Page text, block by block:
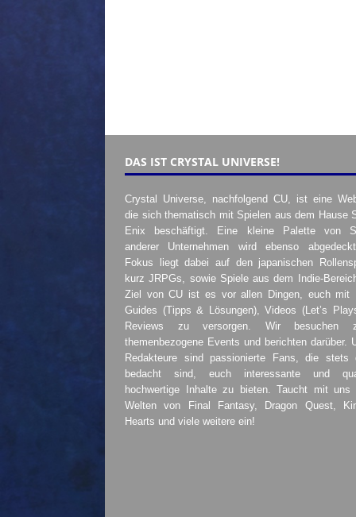
DAS IST CRYSTAL UNIVERSE!
Crystal Universe, nachfolgend CU, ist eine
die sich thematisch mit Spielen aus dem Hause
Enix beschäftigt. Eine kleine Palette von
anderer Unternehmen wird ebenso
Fokus liegt dabei auf den japanischen
kurz JRPGs, sowie Spiele aus dem Indie-
Ziel von CU ist es vor allen Dingen, euch mit
Guides (Tipps & Lösungen), Videos (Let’s
Reviews zu versorgen. Wir besuchen
themenbezogene Events und berichten darüber.
Redakteure sind passionierte Fans, die stets
bedacht sind, euch interessante und
hochwertige Inhalte zu bieten. Taucht mit
Welten von Final Fantasy, Dragon Quest,
Hearts und viele weitere ein!